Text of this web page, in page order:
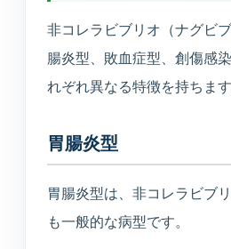
訪問診療・訪問看護
庄内プライベートクリニック
介護・施設
非コレラビブリオ（ナグビ
腸炎型、敗血症型、創傷感
れぞれ異なる特徴を持ちます
胃腸炎型
胃腸炎型は、非コレラビブ
も一般的な病型です。